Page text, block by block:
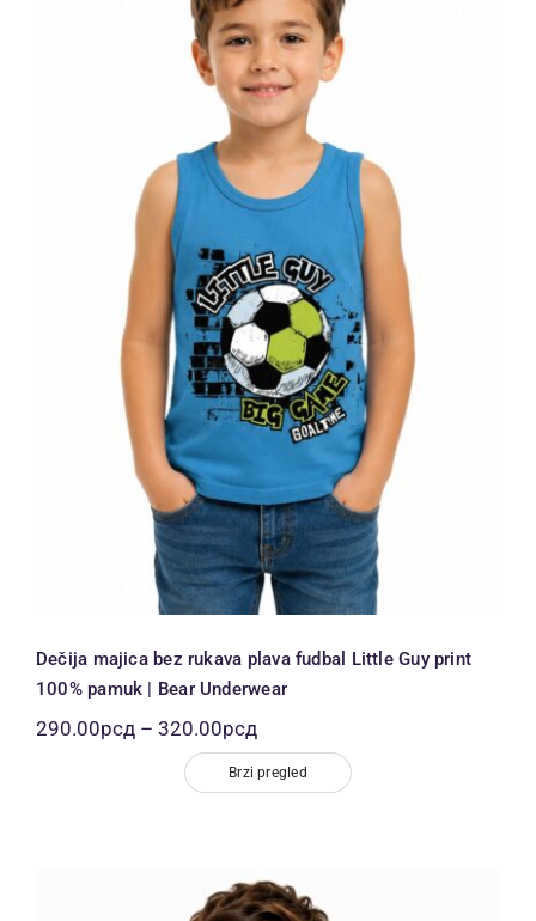
Dečija majica bez rukava plava fudbal
Little Guy print 100% pamuk | Bear
Underwear
Dečija majica bez rukava plava fudbal Little Guy print
100% pamuk | Bear Underwear
290.00рсд – 320.00рсдРаспон
цена:
од
290.00рсд
Brzi pregled